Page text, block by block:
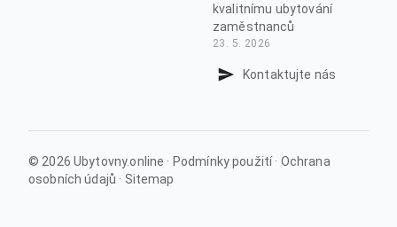
kvalitnímu ubytování
zaměstnanců
23. 5. 2026
Kontaktujte nás
© 2026 Ubytovny.online · Podmínky použití· Ochrana
osobních údajů · Sitemap